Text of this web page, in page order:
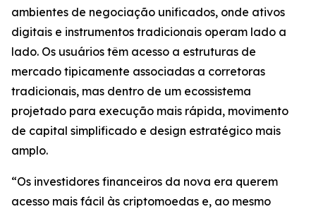
ambientes de negociação unificados, onde ativos
digitais e instrumentos tradicionais operam lado a
lado. Os usuários têm acesso a estruturas de
mercado tipicamente associadas a corretoras
tradicionais, mas dentro de um ecossistema
projetado para execução mais rápida, movimento
de capital simplificado e design estratégico mais
amplo.
“Os investidores financeiros da nova era querem
acesso mais fácil às criptomoedas e, ao mesmo